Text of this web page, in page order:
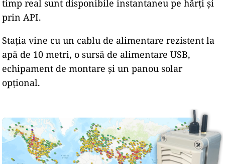
timp real sunt disponibile instantaneu pe hărți și
prin API.
Stația vine cu un cablu de alimentare rezistent la
apă de 10 metri, o sursă de alimentare USB,
echipament de montare și un panou solar
opțional.